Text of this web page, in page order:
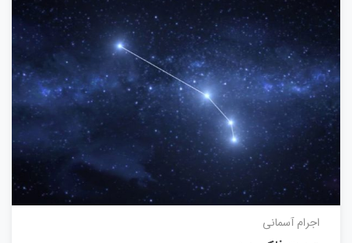
اجرام آسمانی